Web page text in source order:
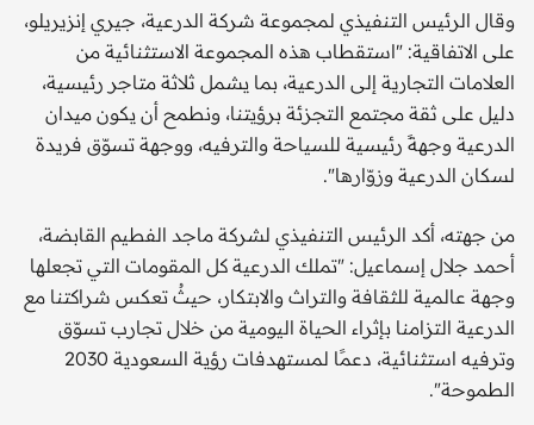
وقال الرئيس التنفيذي لمجموعة شركة الدرعية، جيري إنزيريلو،
على الاتفاقية: "استقطاب هذه المجموعة الاستثنائية من
العلامات التجارية إلى الدرعية، بما يشمل ثلاثة متاجر رئيسية،
دليل على ثقة مجتمع التجزئة برؤيتنا، ونطمح أن يكون ميدان
الدرعية وجهةً رئيسية للسياحة والترفيه، ووجهة تسوّق فريدة
لسكان الدرعية وزوّارها".
من جهته، أكد الرئيس التنفيذي لشركة ماجد الفطيم القابضة،
أحمد جلال إسماعيل: "تملك الدرعية كل المقومات التي تجعلها
وجهة عالمية للثقافة والتراث والابتكار، حيثُ تعكس شراكتنا مع
الدرعية التزامنا بإثراء الحياة اليومية من خلال تجارب تسوّق
وترفيه استثنائية، دعمًا لمستهدفات رؤية السعودية 2030
الطموحة".